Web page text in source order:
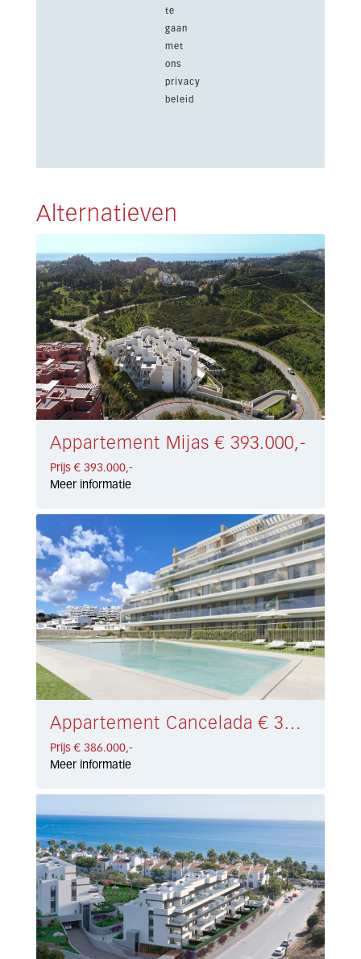
te
gaan
met
ons
privacy
beleid
Alternatieven
Appartement Mijas € 393.000,-
Prijs € 393.000,-
Meer informatie
Appartement Cancelada € 386.000,-
Prijs € 386.000,-
Meer informatie